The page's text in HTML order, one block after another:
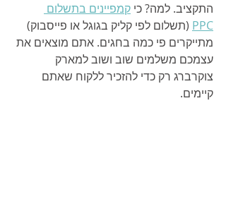
התקציב. למה? כי קמפיינים בתשלום
PPC (תשלום לפי קליק בגוגל או פייסבוק)
מתייקרים פי כמה בחגים. אתם מוצאים את
עצמכם משלמים שוב ושוב למארק
צוקרברג רק כדי להזכיר ללקוח שאתם
קיימים.